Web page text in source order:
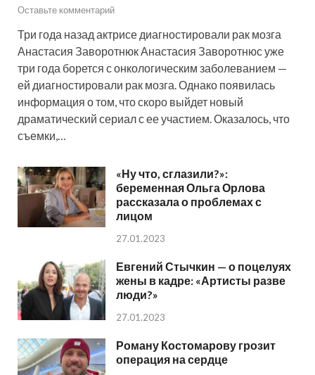
Оставьте комментарий
Три года назад актрисе диагностировали рак мозга
Анастасия Заворотнюк Анастасия Заворотнюс уже
три года борется с онкологическим заболеванием —
ей диагностировали рак мозга. Однако появилась
информация о том, что скоро выйдет новый
драматический сериал с ее участием. Оказалось, что
съемки,…
«Ну что, сглазили?»:
беременная Ольга Орлова
рассказала о проблемах с
лицом
27.01.2023
Евгений Стычкин — о поцелуях
жены в кадре: «Артисты разве
люди?»
27.01.2023
Роману Костомарову грозит
операция на сердце